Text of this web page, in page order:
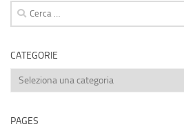
Ricerca
per:
CATEGORIE
Categorie
PAGES